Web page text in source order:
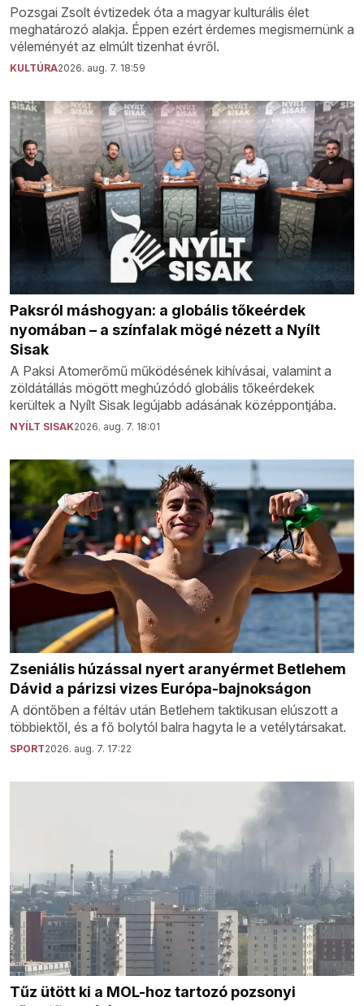
Pozsgai Zsolt évtizedek óta a magyar kulturális élet
meghatározó alakja. Éppen ezért érdemes megismernünk a
véleményét az elmúlt tizenhat évről.
KULTÚRA2026. aug. 7. 18:59
Paksról máshogyan: a globális tőkeérdek
nyomában – a színfalak mögé nézett a Nyílt
Sisak
A Paksi Atomerőmű működésének kihívásai, valamint a
zöldátállás mögött meghúzódó globális tőkeérdekek
kerültek a Nyílt Sisak legújabb adásának középpontjába.
NYÍLT SISAK2026. aug. 7. 18:01
Zseniális húzással nyert aranyérmet Betlehem
Dávid a párizsi vizes Európa-bajnokságon
A döntőben a féltáv után Betlehem taktikusan elúszott a
többiektől, és a fő bolytól balra hagyta le a vetélytársakat.
SPORT2026. aug. 7. 17:22
Tűz ütött ki a MOL-hoz tartozó pozsonyi